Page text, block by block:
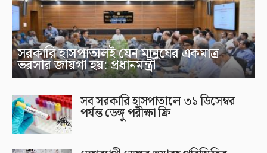
সরকারি হাসপাতালই যেন মানুষের একমাত্র
ভরসার জায়গা হয়: প্রধানমন্ত্রী
সব সরকারি হাসপাতালে ৩১ ডিসেম্বর
পর্যন্ত ডেঙ্গু পরীক্ষা ফ্রি